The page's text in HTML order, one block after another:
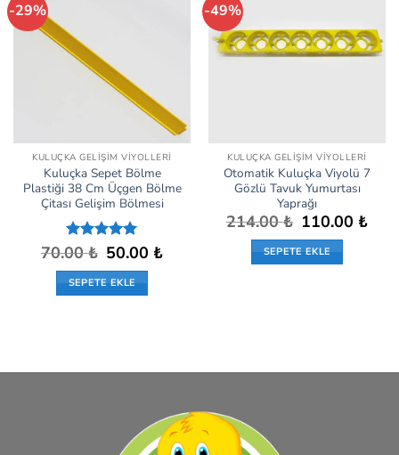
-29%
KULUÇKA GELIŞIM VIYOLLERI
Kuluçka Sepet Bölme
Plastiği 38 Cm Üçgen Bölme
Çitası Gelişim Bölmesi
5 üzerinden
oy aldı
70.00₺ Orijinal
fiyat:
70.00 ₺.
50.00 ₺Şu
andaki
SEPETE EKLE
-49%
Ekle
KULUÇKA GELIŞIM VIYOLLERI
Otomatik Kuluçka Viyolü 7
Gözlü Tavuk Yumurtası
Yaprağı
214.00₺ Orijinal
fiyat:
214.00 ₺.
110.00 ₺Şu
SEPETE EKLE